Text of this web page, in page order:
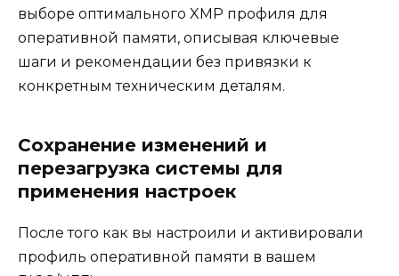
выборе оптимального XMP профиля для
оперативной памяти, описывая ключевые
шаги и рекомендации без привязки к
конкретным техническим деталям.
Сохранение изменений и
перезагрузка системы для
применения настроек
После того как вы настроили и активировали
профиль оперативной памяти в вашем